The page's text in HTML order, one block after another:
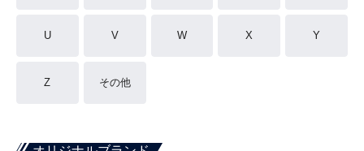
U V W X Y
Z その他